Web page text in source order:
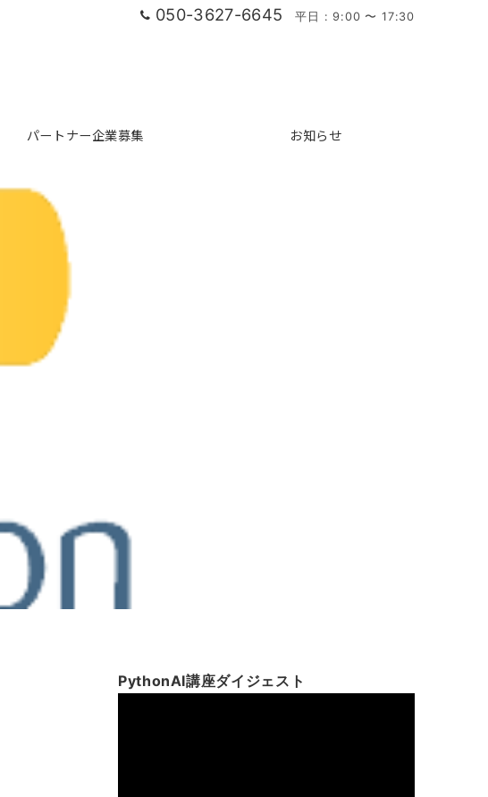
050-3627-6645 平日 : 9:00 〜 17:30
パートナー企業募集 お知らせ
PythonAI講座ダイジェスト